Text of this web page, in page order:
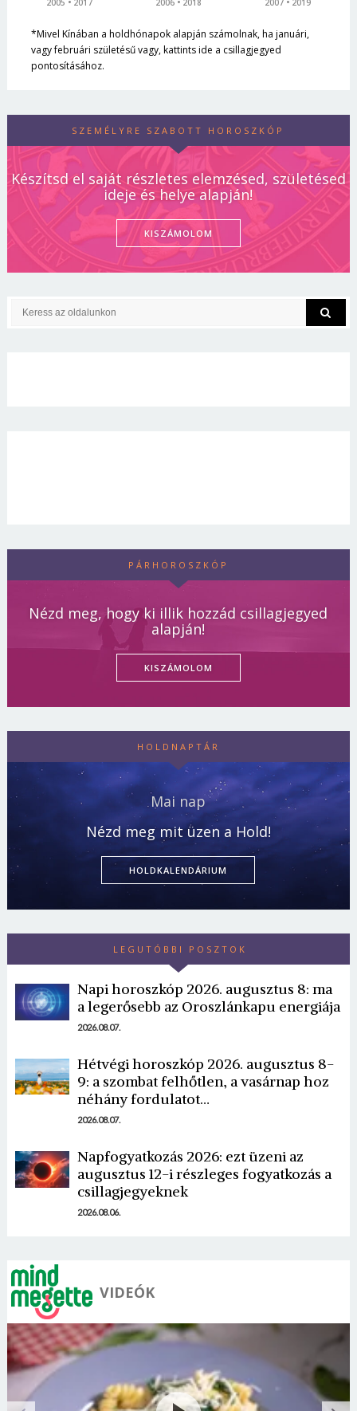
2005 2017 2006 2018 2007 2019
*Mivel Kínában a holdhónapok alapján számolnak, ha januári,
vagy februári születésű vagy, kattints ide a csillagjegyed
pontosításához.
SZEMÉLYRE SZABOTT HOROSZKÓP
Készítsd el saját részletes elemzésed, születésed
ideje és helye alapján!
KISZÁMOLOM
PÁRHOROSZKÓP
Nézd meg, hogy ki illik hozzád csillagjegyed
alapján!
KISZÁMOLOM
HOLDNAPTÁR
Mai nap
Nézd meg mit üzen a Hold!
HOLDKALENDÁRIUM
LEGUTÓBBI POSZTOK
Napi horoszkóp 2026. augusztus 8: ma
a legerősebb az Oroszlánkapu energiája
2026.08.07.
Hétvégi horoszkóp 2026. augusztus 8-
9: a szombat felhőtlen, a vasárnap hoz
néhány fordulatot…
2026.08.07.
Napfogyatkozás 2026: ezt üzeni az
augusztus 12-i részleges fogyatkozás a
csillagjegyeknek
2026.08.06.
VIDEÓK
Borsonline bejelentkezés
E-mail cím vagy felhasználónév